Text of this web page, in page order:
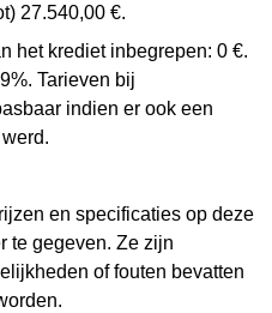
27.540,00 €.
het krediet inbegrepen: 0 €.
Tarieven bij
indien er ook een
en specificaties op deze
te gegeven. Ze zijn
of fouten bevatten